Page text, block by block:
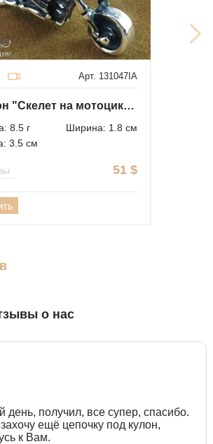
Арт. 131047IA
Кулон "Скелет на мотоцикле" из серебра
8.5 г
Ширина: 1.8 см
3.5 см
51 $
о нас
день, получил, все супер, спасибо.
ещё цепочку под кулон,
к Вам.